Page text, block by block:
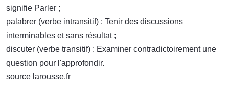
signifie Parler ;
palabrer (verbe intransitif) : Tenir des discussions
interminables et sans résultat ;
discuter (verbe transitif) : Examiner contradictoirement une
question pour l'approfondir.
source larousse.fr